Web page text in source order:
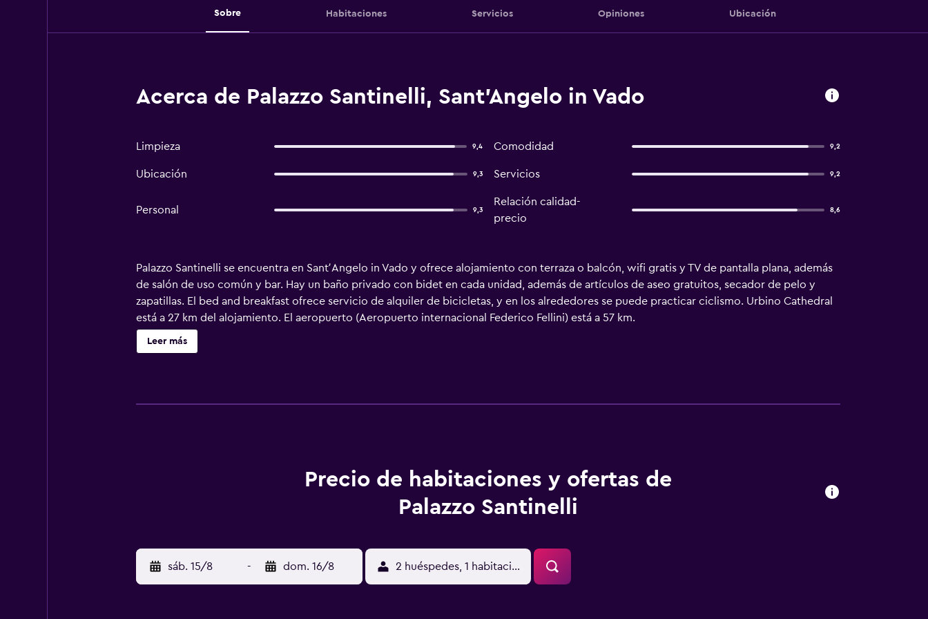
Sobre Habitaciones Servicios Opiniones Ubicación
Acerca de Palazzo Santinelli, Sant'Angelo in Vado
Limpieza 9,4 Comodidad 9,2
Ubicación 9,3 Servicios 9,2
Personal 9,3
Relación calidad-
precio
8,6
Palazzo Santinelli se encuentra en SantʼAngelo in Vado y ofrece alojamiento con terraza o balcón, wifi gratis y TV de pantalla plana, además
de salón de uso común y bar. Hay un baño privado con bidet en cada unidad, además de artículos de aseo gratuitos, secador de pelo y
zapatillas. El bed and breakfast ofrece servicio de alquiler de bicicletas, y en los alrededores se puede practicar ciclismo. Urbino Cathedral
está a 27 km del alojamiento. El aeropuerto (Aeropuerto internacional Federico Fellini) está a 57 km.
Leer más
Precio de habitaciones y ofertas de
Palazzo Santinelli
sáb. 15/8 - dom. 16/8 2 huéspedes, 1 habitación